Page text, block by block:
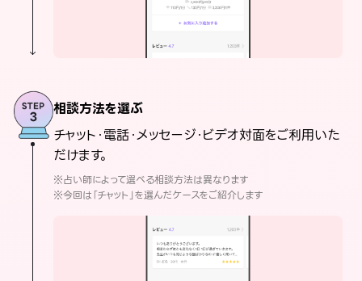
相談方法を選ぶ
チャット・電話・メッセージ・ビデオ対面をご利用いた
だけます。
※占い師によって選べる相談方法は異なります
※今回は「チャット」を選んだケースをご紹介します